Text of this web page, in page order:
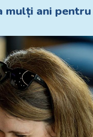
mulți ani